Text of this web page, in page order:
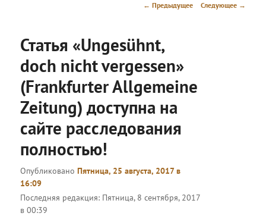
Навигация
← Предыдущее Следующее →
Статья «Ungesühnt,
doch nicht vergessen»
(Frankfurter Allgemeine
Zeitung) доступна на
сайте расследования
полностью!
ОпубликованоПятница, 25 августа, 2017 в
16:09
Последняя редакция: Пятница, 8 сентября, 2017
в 00:39